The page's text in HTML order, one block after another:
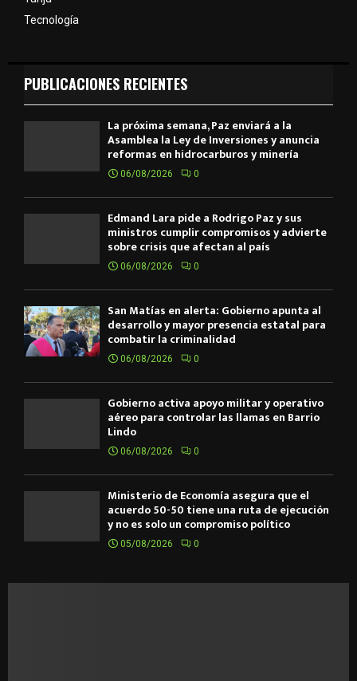
Tecnología
PUBLICACIONES RECIENTES
La próxima semana, Paz enviará a la
Asamblea la Ley de Inversiones y anuncia
reformas en hidrocarburos y minería
06/08/2026 0
Edmand Lara pide a Rodrigo Paz y sus
ministros cumplir compromisos y advierte
sobre crisis que afectan al país
06/08/2026 0
San Matías en alerta: Gobierno apunta al
desarrollo y mayor presencia estatal para
combatir la criminalidad
06/08/2026 0
Gobierno activa apoyo militar y operativo
aéreo para controlar las llamas en Barrio
Lindo
06/08/2026 0
Ministerio de Economía asegura que el
acuerdo 50-50 tiene una ruta de ejecución
y no es solo un compromiso político
05/08/2026 0